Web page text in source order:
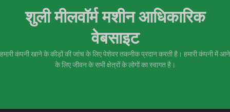
शुली मीलवॉर्म मशीन आधिकारिक
वेबसाइट
हमारी कंपनी खाने के कीड़ों की जांच के लिए पेशेवर तकनीक प्रदान करती है। हमारी कंपनी में आने
के लिए जीवन के सभी क्षेत्रों के लोगों का स्वागत है।